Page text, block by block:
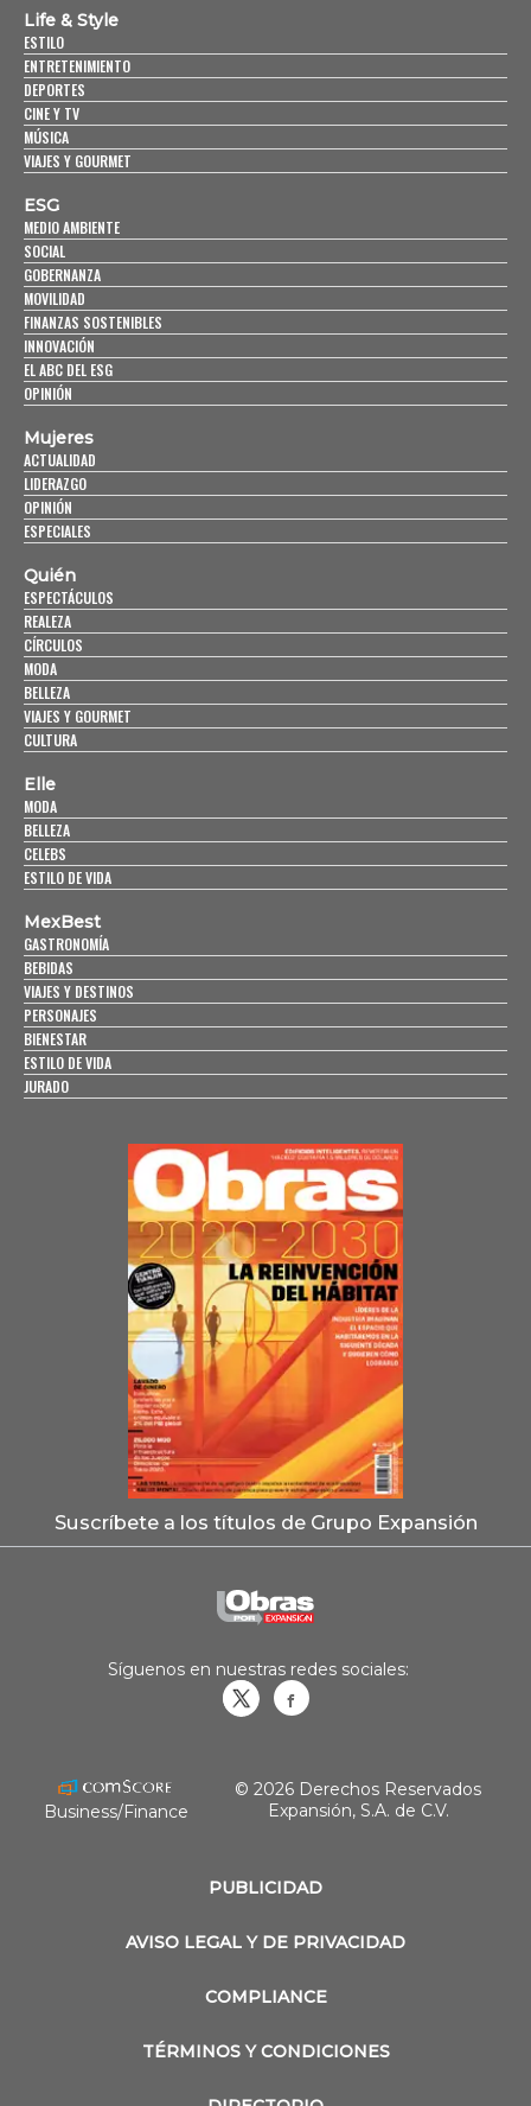
Life & Style
ESTILO
ENTRETENIMIENTO
DEPORTES
CINE Y TV
MÚSICA
VIAJES Y GOURMET
ESG
MEDIO AMBIENTE
SOCIAL
GOBERNANZA
MOVILIDAD
FINANZAS SOSTENIBLES
INNOVACIÓN
EL ABC DEL ESG
OPINIÓN
Mujeres
ACTUALIDAD
LIDERAZGO
OPINIÓN
ESPECIALES
Quién
ESPECTÁCULOS
REALEZA
CÍRCULOS
MODA
BELLEZA
VIAJES Y GOURMET
CULTURA
Elle
MODA
BELLEZA
CELEBS
ESTILO DE VIDA
MexBest
GASTRONOMÍA
BEBIDAS
VIAJES Y DESTINOS
PERSONAJES
BIENESTAR
ESTILO DE VIDA
JURADO
Suscríbete a los títulos de Grupo Expansión
PUBLICIDAD
AVISO LEGAL Y DE PRIVACIDAD
COMPLIANCE
TÉRMINOS Y CONDICIONES
Síguenos en nuestras redes sociales:
Business/Finance
© 2026 Derechos Reservados
Expansión, S.A. de C.V.